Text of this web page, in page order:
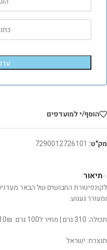
הוסף/י למועדפים
מק"ט: 7290012726101
תיאור
לקונפיטורת החבושים של הבאר
ומעורר געגוע.
תכולה: 310 גרם | מחיר ל100 גרם: 10₪
תוצרת: ישראל